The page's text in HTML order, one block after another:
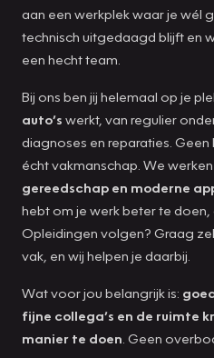
aan een werkplek waar je wél
technisch uitgedaagd blijft en
een hecht team.
Bij ons ben jij helemaal op je
auto’s werkt, van regulier
diagnoses en reparaties.
écht vakmanschap. We
gereedschap en moderne
hebt om je werk beter te doen,
Opleidingen volgen? Graag
vak, en wij helpen je daarbij.
Wat voor jou belangrijk is:
fijne collega’s en de ruimte
manier te doen . Geen